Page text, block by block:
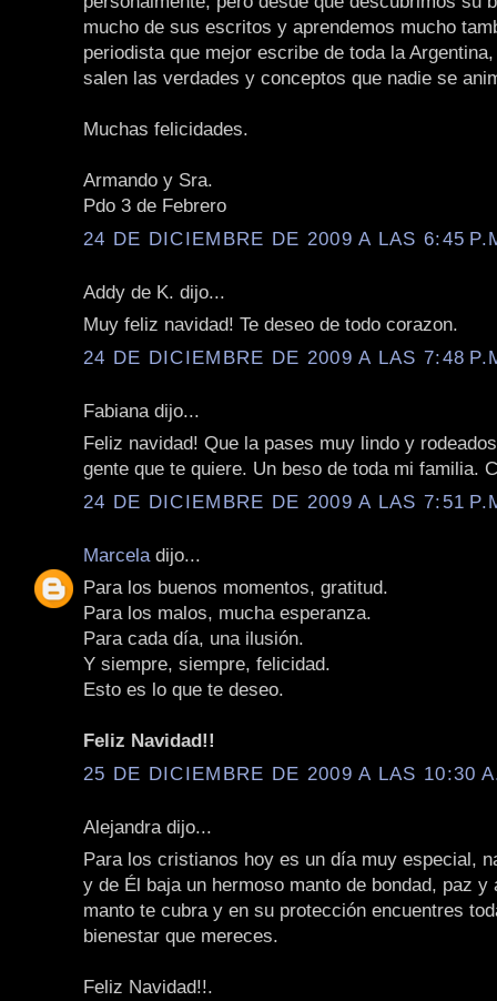
mucho de sus escritos y aprendemos mucho
periodista que mejor escribe de toda la
salen las verdades y conceptos que nadie se
Muchas felicidades.
Armando y Sra.
Pdo 3 de Febrero
24 DE DICIEMBRE DE 2009 A LAS 6:45
Addy de K. dijo...
Muy feliz navidad! Te deseo de todo corazon.
24 DE DICIEMBRE DE 2009 A LAS 7:48
Fabiana dijo...
Feliz navidad! Que la pases muy lindo y
gente que te quiere. Un beso de toda mi familia.
24 DE DICIEMBRE DE 2009 A LAS 7:51
Marcela dijo...
Para los buenos momentos, gratitud.
Para los malos, mucha esperanza.
Para cada día, una ilusión.
Y siempre, siempre, felicidad.
Esto es lo que te deseo.
Feliz Navidad!!
25 DE DICIEMBRE DE 2009 A LAS 10:30
Alejandra dijo...
Para los cristianos hoy es un día muy especial,
y de Él baja un hermoso manto de bondad, paz y
manto te cubra y en su protección encuentres
bienestar que mereces.
Feliz Navidad!!.